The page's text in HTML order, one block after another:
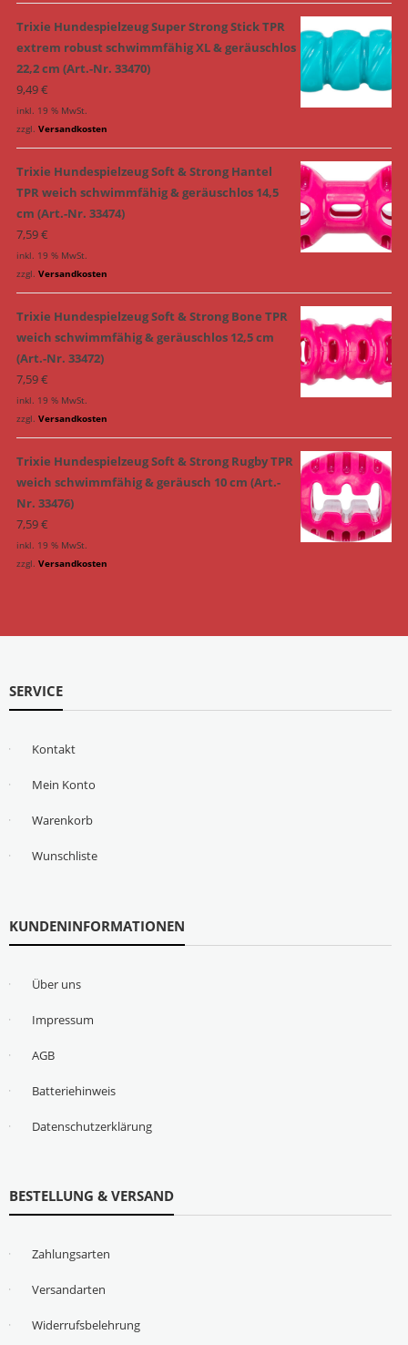
Trixie Hundespielzeug Super Strong Stick TPR
extrem robust schwimmfähig XL & geräuschlos
22,2 cm (Art.-Nr. 33470)
9,49€
inkl. 19 % MwSt.
zzgl. Versandkosten
Trixie Hundespielzeug Soft & Strong Hantel
TPR weich schwimmfähig & geräuschlos 14,5
cm (Art.-Nr. 33474)
7,59€
inkl. 19 % MwSt.
zzgl. Versandkosten
Trixie Hundespielzeug Soft & Strong Bone TPR
weich schwimmfähig & geräuschlos 12,5 cm
(Art.-Nr. 33472)
7,59€
inkl. 19 % MwSt.
zzgl. Versandkosten
Trixie Hundespielzeug Soft & Strong Rugby TPR
weich schwimmfähig & geräusch 10 cm (Art.-
Nr. 33476)
7,59€
inkl. 19 % MwSt.
zzgl. Versandkosten
SERVICE
Kontakt
Mein Konto
Warenkorb
Wunschliste
KUNDENINFORMATIONEN
Über uns
Impressum
AGB
Batteriehinweis
Datenschutzerklärung
BESTELLUNG & VERSAND
Zahlungsarten
Versandarten
Widerrufsbelehrung